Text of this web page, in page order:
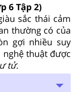
6 Tập 2)
sắc thái cảm
thường có của
gợi nhiều suy
thuật được
tử.